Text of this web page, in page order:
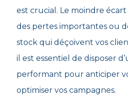
est crucial. Le moindre
des pertes importantes ou
stock qui déçoivent vos
il est essentiel de disposer
performant pour anticiper
optimiser vos campagnes.